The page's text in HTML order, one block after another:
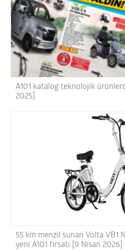
A101 katalog teknolojik
2025]
55 km menzil sunan Volta VB1
yeni A101 fırsatı [9 Nisan 2026]